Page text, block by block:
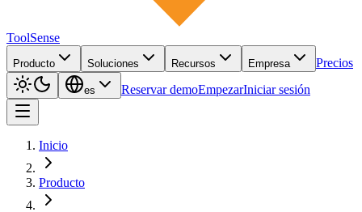
ToolSense
Producto Soluciones Recursos Empresa Precios
es Reservar demoEmpezarIniciar sesión
Inicio
Producto